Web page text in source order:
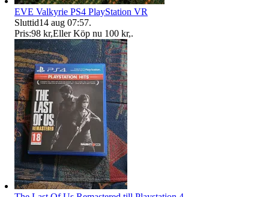
EVE Valkyrie PS4 PlayStation VR
Sluttid14 aug 07:57.
Pris:98 kr,Eller Köp nu 100 kr,.